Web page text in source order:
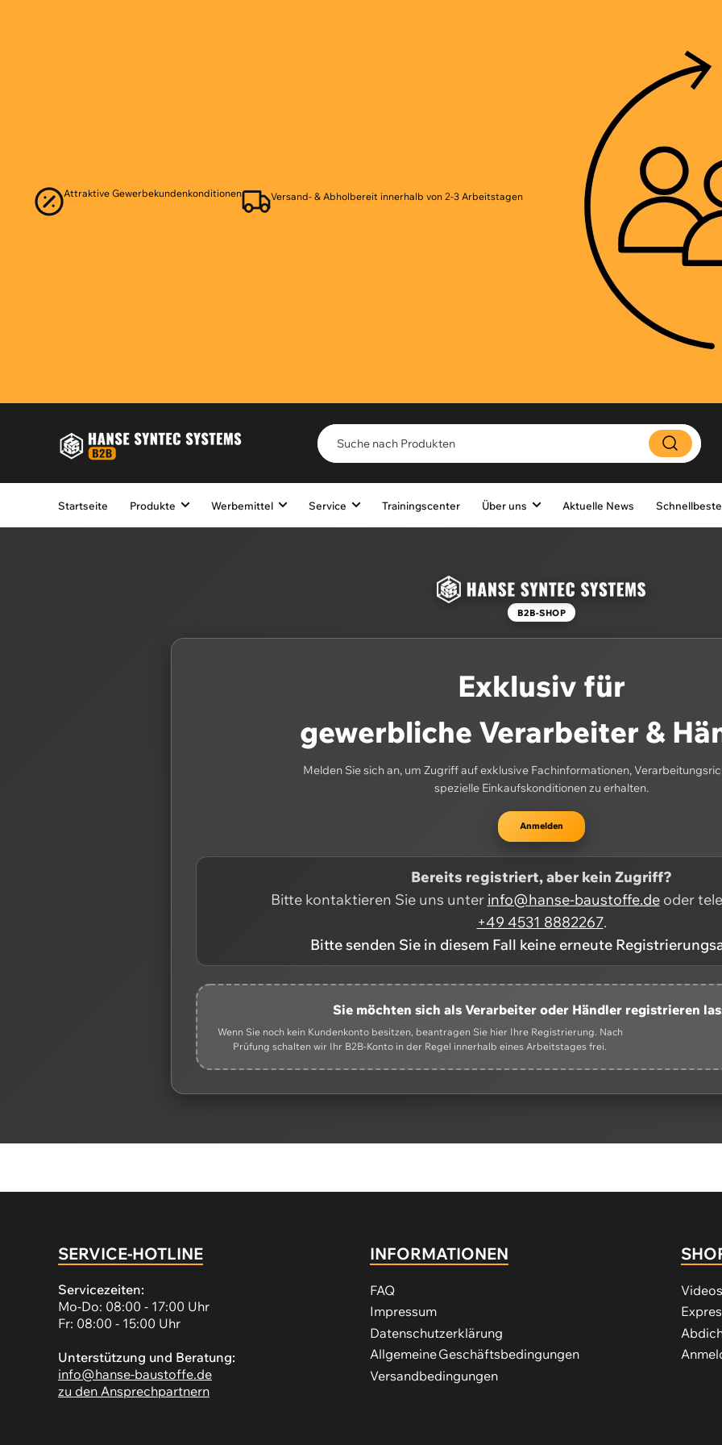
Attraktive Gewerbekundenkonditionen Versand- & Abholbereit innerhalb von 2-3 Arbeitstagen
Startseite Produkte Werbemittel Service Trainingscenter Über uns Aktuelle News
B2B-SHOP
Exklusiv für
gewerbliche Verarbeiter &
Melden Sie sich an, um Zugriff auf exklusive Fachinformationen,
spezielle Einkaufskonditionen zu erhalten.
Anmelden
Bereits registriert, aber kein Zugriff?
Bitte kontaktieren Sie uns unter info@hanse-baustoffe.deoder
+49 4531 8882267.
Bitte senden Sie in diesem Fall keine erneute
Sie möchten sich als Verarbeiter oder Händler registrieren
Wenn Sie noch kein Kundenkonto besitzen, beantragen Sie hier Ihre Registrierung. Nach
Prüfung schalten wir Ihr B2B-Konto in der Regel innerhalb eines Arbeitstages frei.
SERVICE-HOTLINE
Servicezeiten:
Mo-Do: 08:00 - 17:00 Uhr
Fr: 08:00 - 15:00 Uhr
Unterstützung und Beratung:
info@hanse-baustoffe.de
zu den Ansprechpartnern
INFORMATIONEN
FAQ
Impressum
Datenschutzerklärung
Allgemeine Geschäftsbedingungen
Versandbedingungen
Videos